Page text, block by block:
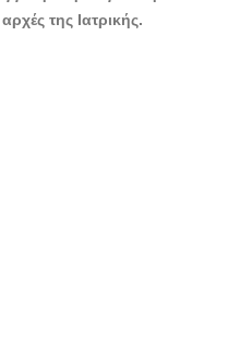
της Ιατρικής.